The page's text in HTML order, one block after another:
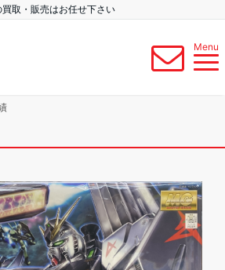
取・販売はお任せ下さい
Menu